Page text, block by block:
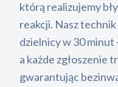
którą realizujemy
reakcji. Nasz
dzielnicy w 30 minut
a każde
gwarantując